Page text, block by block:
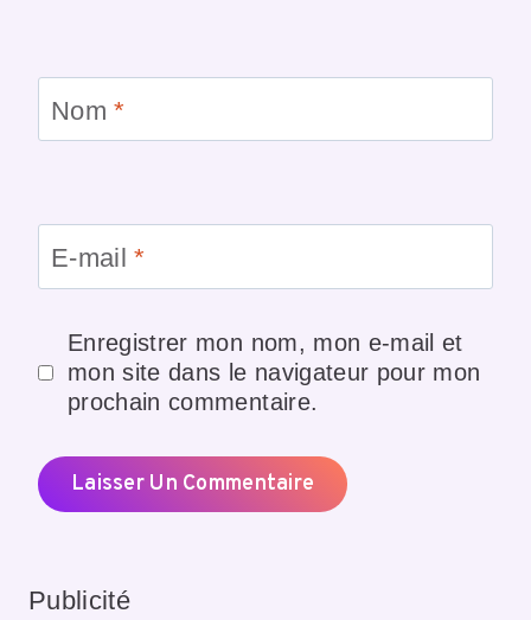
Nom*
E-mail*
Enregistrer mon nom, mon e-mail et
mon site dans le navigateur pour mon
prochain commentaire.
Publicité